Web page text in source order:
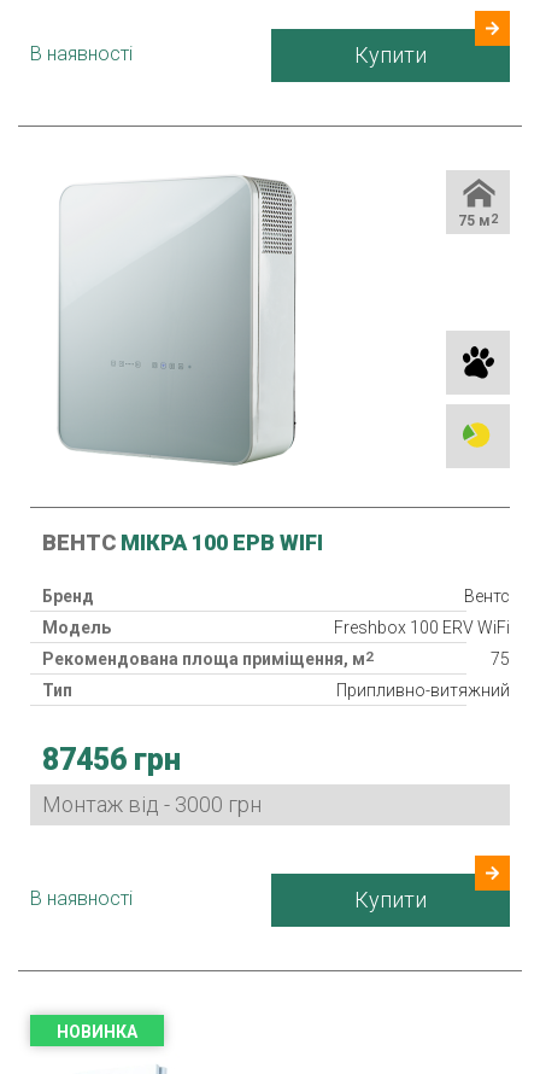
Україна
В наявності Купити
75 м2
ВЕНТС МІКРА 100 ЕРВ WIFI
Бренд
Вентс
Модель
Freshbox 100 ERV WiFi
Рекомендована площа приміщення, м2
75
Тип
Припливно-витяжний
Споживана потужність
Гарантія
24 міс.
Країна виробник
87456 грн
Монтаж від - 3000 грн
В наявності Купити
НОВИНКА